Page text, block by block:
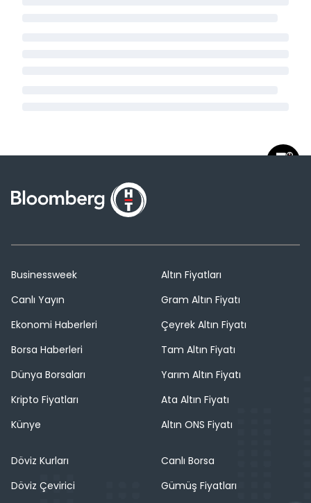
Businessweek
Canlı Yayın
Ekonomi Haberleri
Borsa Haberleri
Dünya Borsaları
Kripto Fiyatları
Künye
Altın Fiyatları
Gram Altın Fiyatı
Çeyrek Altın Fiyatı
Tam Altın Fiyatı
Yarım Altın Fiyatı
Ata Altın Fiyatı
Altın ONS Fiyatı
Döviz Kurları
Döviz Çevirici
Canlı Borsa
Gümüş Fiyatları